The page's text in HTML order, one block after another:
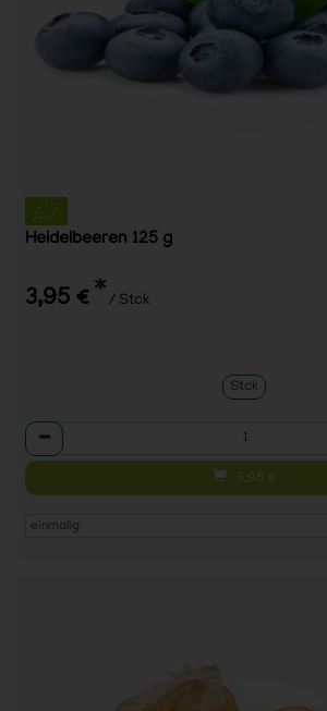
Heidelbeeren 125 g
3,95 € * / Stck
Stck
Anzahl
3,95 €